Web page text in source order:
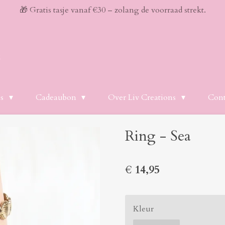
🎁 Gratis tasje vanaf €30 – zolang de voorraad strekt.
Cadeaubon Over Liv Creations
Ring - Sea
€ 14,95
Kleur